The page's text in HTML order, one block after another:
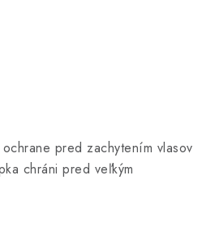
pred zachytením vlasov
chráni pred veľkým